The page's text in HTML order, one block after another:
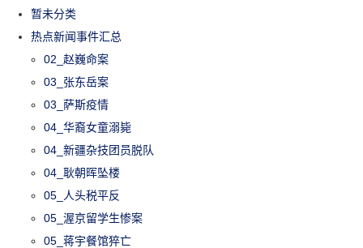
暂未分类
热点新闻事件汇总
02_赵巍命案
03_张东岳案
03_萨斯疫情
04_华裔女童溺毙
04_新疆杂技团员脱队
04_耿朝晖坠楼
05_人头税平反
05_渥京留学生惨案
05_蒋宇餐馆猝亡